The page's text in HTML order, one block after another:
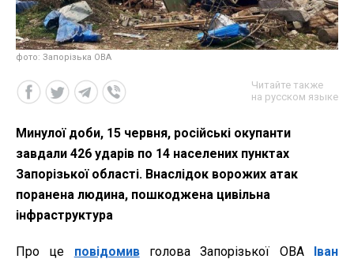
фото: Запорізька ОВА
Читайте также
на русском языке
Минулої доби, 15 червня, російські окупанти
завдали 426 ударів по 14 населених пунктах
Запорізької області. Внаслідок ворожих атак
поранена людина, пошкоджена цивільна
інфраструктура
Про це повідомивголова Запорізької ОВА Іван